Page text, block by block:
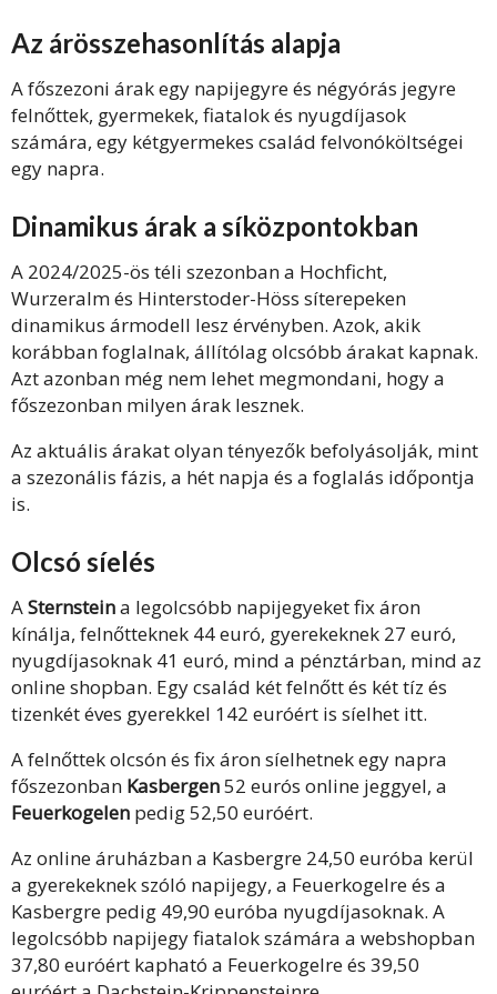
Az árösszehasonlítás alapja
A főszezoni árak egy napijegyre és négyórás jegyre
felnőttek, gyermekek, fiatalok és nyugdíjasok
számára, egy kétgyermekes család felvonóköltségei
egy napra.
Dinamikus árak a síközpontokban
A 2024/2025-ös téli szezonban a Hochficht,
Wurzeralm és Hinterstoder-Höss síterepeken
dinamikus ármodell lesz érvényben. Azok, akik
korábban foglalnak, állítólag olcsóbb árakat kapnak.
Azt azonban még nem lehet megmondani, hogy a
főszezonban milyen árak lesznek.
Az aktuális árakat olyan tényezők befolyásolják, mint
a szezonális fázis, a hét napja és a foglalás időpontja
is.
Olcsó síelés
ASternsteina legolcsóbb napijegyeket fix áron
kínálja, felnőtteknek 44 euró, gyerekeknek 27 euró,
nyugdíjasoknak 41 euró, mind a pénztárban, mind az
online shopban. Egy család két felnőtt és két tíz és
tizenkét éves gyerekkel 142 euróért is síelhet itt.
A felnőttek olcsón és fix áron síelhetnek egy napra
főszezonban Kasbergen52 eurós online jeggyel, a
Feuerkogelen pedig 52,50 euróért.
Az online áruházban a Kasbergre 24,50 euróba kerül
a gyerekeknek szóló napijegy, a Feuerkogelre és a
Kasbergre pedig 49,90 euróba nyugdíjasoknak. A
legolcsóbb napijegy fiatalok számára a webshopban
37,80 euróért kapható a Feuerkogelre és 39,50